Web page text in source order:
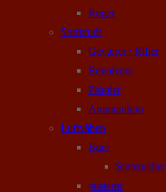
Ruger
Sortkrudt
Geværer / Rifler
Revolvere
Pistoler
Ammunition
Luftvåben
Buer
Sigtemidler
pusterør